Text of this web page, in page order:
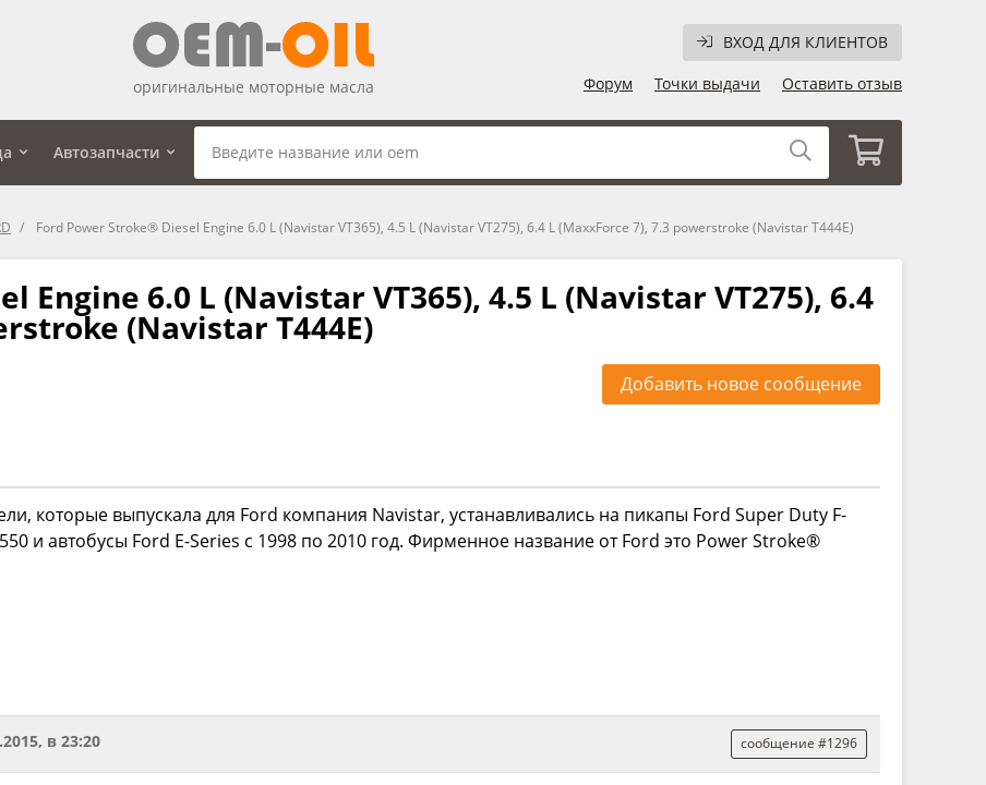
ВХОД ДЛЯ КЛИЕНТОВ
Форум
Точки выдачи Оставить отзыв
оригинальные моторные масла
Автозапчасти
Ford Power Stroke® Diesel Engine 6.0 L (Navistar VT365), 4.5 L (Navistar VT275), 6.4 L (MaxxForce 7), 7.3 powerstroke (Navistar T444E)
Engine 6.0 L (Navistar VT365), 4.5 L (Navistar VT275), 6.4
(Navistar T444E)
Добавить новое сообщение
которые выпускала для Ford компания Navistar, устанавливались на пикапы Ford Super Duty F-
550 и автобусы Ford E-Series c 1998 по 2010 год. Фирменное название от Ford это Power Stroke®
в 23:20 сообщение #1296